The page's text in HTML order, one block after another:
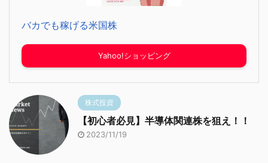
バカでも稼げる米国株
Yahoo!ショッピング
株式投資
【初心者必見】半導体関連株を狙え！！
2023/11/19